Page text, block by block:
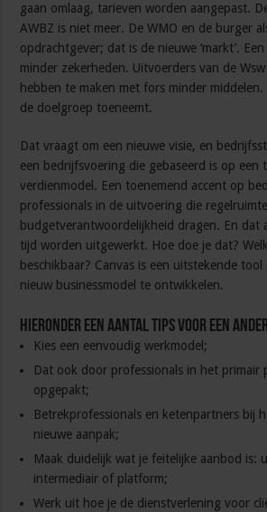
gaan omlaag, tarieven worden aangepast.
AWBZ is niet meer. De WMO en de burger
opdrachtgever; dat is de nieuwe ‘markt’.
minder zekerheden. Uitvoerders van de
hebben te maken met fors minder
de doelgroep toeneemt.
Dat vraagt om een nieuwe visie, en
een bedrijfsvoering die gebaseerd is op een
verdienmodel. Een toenemend accent op
professionals in de uitvoering die
budgetverantwoordelijkheid dragen. En dat
tijd worden uitgewerkt. Hoe doe je dat?
beschikbaar? Canvas is een uitstekende
nieuw businessmodel te ontwikkelen.
Hieronder een aantal tips voor een
Kies een eenvoudig werkmodel;
Dat ook door professionals in het primair
opgepakt;
Betrekprofessionals en ketenpartners bij
nieuwe aanpak;
Maak duidelijk wat je feitelijke aanbod is:
intermediair of platform;
Werk uit hoe je de dienstverlening voor